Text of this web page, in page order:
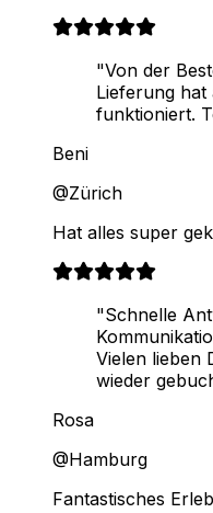
"Von der
Lieferung hat
funktioniert.
Beni
@Zürich
Hat alles super
"Schnelle
Vielen lieben
wieder
Rosa
@Hamburg
Fantastisches